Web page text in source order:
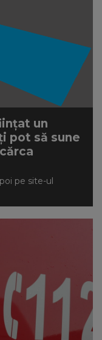
un
pot să sune
pe site-ul